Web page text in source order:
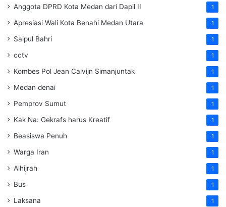
Anggota DPRD Kota Medan dari Dapil II 1
Apresiasi Wali Kota Benahi Medan Utara 1
Saipul Bahri 1
cctv 1
Kombes Pol Jean Calvijn Simanjuntak 1
Medan denai 1
Pemprov Sumut 1
Kak Na: Gekrafs harus Kreatif 1
Beasiswa Penuh 1
Warga Iran 1
Alhijrah 1
Bus 1
Laksana 1